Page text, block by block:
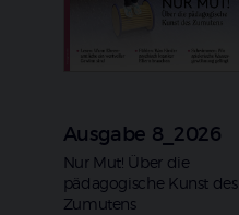
Ausgabe 8_2026
:
Nur Mut! Über die
pädagogische Kunst des
Zumutens